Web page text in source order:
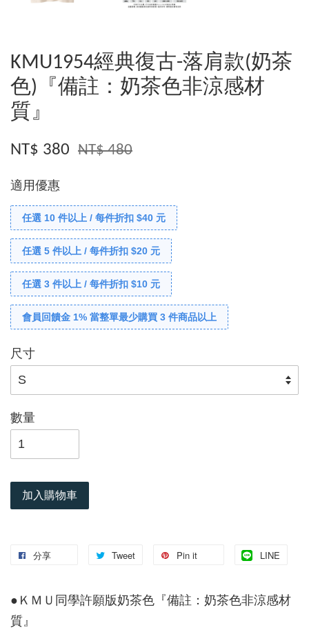
KMU1954經典復古-落肩款(奶茶
色)『備註：奶茶色非涼感材
質』
NT$ 380 NT$ 480
適用優惠
任選 10 件以上 / 每件折扣 $40 元
任選 5 件以上 / 每件折扣 $20 元
任選 3 件以上 / 每件折扣 $10 元
會員回饋金 1% 當整單最少購買 3 件商品以上
尺寸
數量
加入購物車
分享 Tweet Pin it LINE
●ＫＭＵ同學許願版奶茶色『備註：奶茶色非涼感材
質』